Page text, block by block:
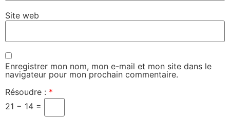
Site web
Enregistrer mon nom, mon e-mail et mon site dans le
navigateur pour mon prochain commentaire.
Résoudre : *
21 − 14 =